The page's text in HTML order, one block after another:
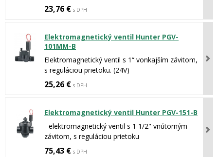
23,76 € s DPH
Elektromagnetický ventil Hunter PGV-
101MM-B
Elektromagnetický ventil s 1“ vonkajším závitom,
s reguláciou prietoku. (24V)
25,26 € s DPH
Elektromagnetický ventil Hunter PGV-151-B
- elektromagnetický ventil s 1 1/2" vnútorným
závitom, s reguláciou prietoku
75,43 € s DPH